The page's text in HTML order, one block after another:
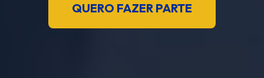
QUERO FAZER PARTE